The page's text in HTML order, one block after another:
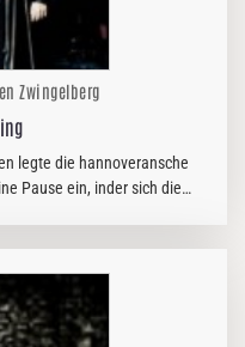
Zwingelberg
legte die hannoveransche
Pause ein, inder sich die